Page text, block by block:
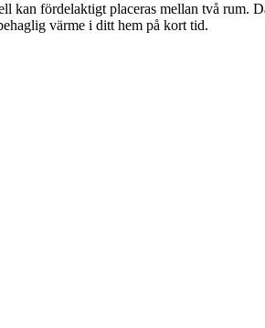
fördelaktigt placeras mellan två rum.
värme i ditt hem på kort tid.